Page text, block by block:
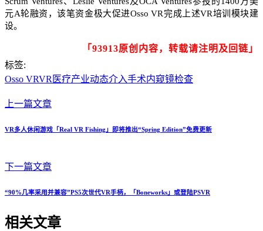
元A轮融资，该笔资金极大促进Osso VR完成上述VR培训模块建
设。
「93913原创内容，转载请注明及回链」
标签:
Osso VRVR医疗产业动态介入手术内窥镜检查
上一篇文章
VR多人休闲游戏「Real VR Fishing」即将推出“Spring Edition”免费更新
下一篇文章
“90%几率采用并兼容”PS5次世代VR手柄，「Boneworks」或登陆PSVR
相关文章